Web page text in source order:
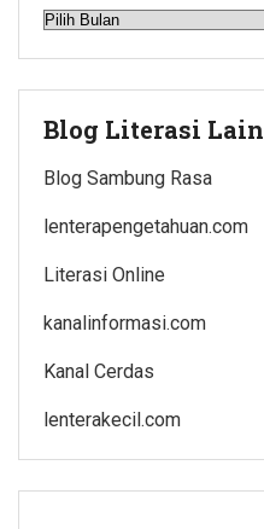
Arsip
Blog Literasi Lain
Blog Sambung Rasa
lenterapengetahuan.com
Literasi Online
kanalinformasi.com
Kanal Cerdas
lenterakecil.com